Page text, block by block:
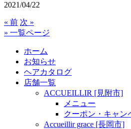
2021/04/22
« 前 次 »
» 一覧ページ
ホーム
お知らせ
ヘアカタログ
店舗一覧
ACCUEILLIR [見附市]
メニュー
クーポン・キャン
Accueillir grace [長岡市]